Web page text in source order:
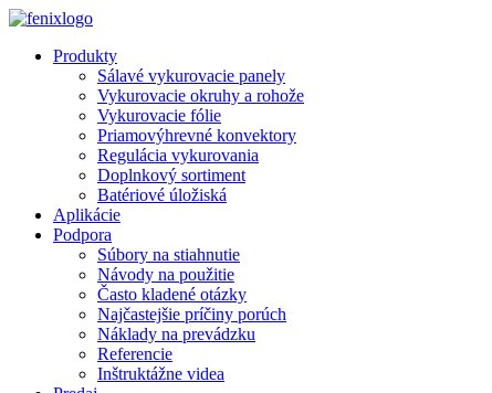
Skip to main content
Produkty
Sálavé vykurovacie panely
Vykurovacie okruhy a rohože
Vykurovacie fólie
Priamovýhrevné konvektory
Regulácia vykurovania
Doplnkový sortiment
Batériové úložiská
Aplikácie
Podpora
Súbory na stiahnutie
Návody na použitie
Často kladené otázky
Najčastejšie príčiny porúch
Náklady na prevádzku
Referencie
Inštruktážne videa